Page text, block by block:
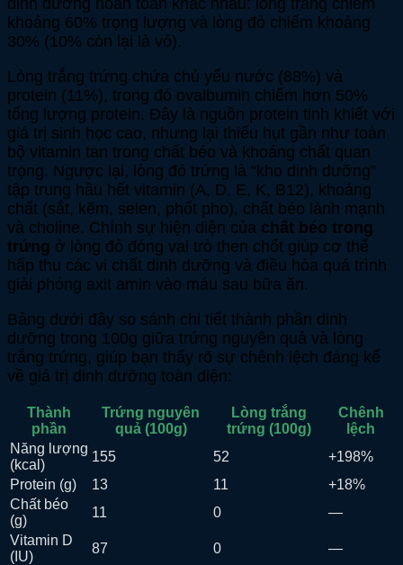
khoảng 60% trọng lượng và lòng đỏ chiếm khoảng
30% (10% còn lại là vỏ).
Lòng trắng trứng chứa chủ yếu nước (88%) và
protein (11%), trong đó ovalbumin chiếm hơn 50%
tổng lượng protein. Đây là nguồn protein tinh khiết với
giá trị sinh học cao, nhưng lại thiếu hụt gần như toàn
bộ vitamin tan trong chất béo và khoáng chất quan
trọng. Ngược lại, lòng đỏ trứng là “kho dinh dưỡng”
tập trung hầu hết vitamin (A, D, E, K, B12), khoáng
chất (sắt, kẽm, selen, phốt pho), chất béo lành mạnh
và choline. Chính sự hiện diện của chất béo trong
trứng ở lòng đỏ đóng vai trò then chốt giúp cơ thể
hấp thu các vi chất dinh dưỡng và điều hòa quá trình
giải phóng axit amin vào máu sau bữa ăn.
Bảng dưới đây so sánh chi tiết thành phần dinh
dưỡng trong 100g giữa trứng nguyên quả và lòng
trắng trứng, giúp bạn thấy rõ sự chênh lệch đáng kể
về giá trị dinh dưỡng toàn diện:
Thành
phần
Trứng nguyên
quả (100g)
Lòng trắng
trứng (100g)
Chênh
lệch
Năng lượng
(kcal)
155 52
+198%
Protein (g)
13 11
+18%
Chất béo
(g)
11 0
—
Vitamin D
(IU)
87 0
—